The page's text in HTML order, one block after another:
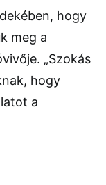
hogy
meg a
„Szokás
hogy
a